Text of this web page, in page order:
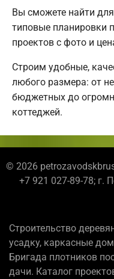
Вы сможете найти
типовые планировки
проектов с фото и
Строим удобные,
любого размера: от
бюджетных до
коттеджей.
© 2026
+7 921 027-89-78; г.
Строительство
усадку, каркасные
Бригада плотников
дачи. Каталог